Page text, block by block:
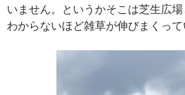
いません。というかそこは芝生広
わからないほど雑草が伸びまくって